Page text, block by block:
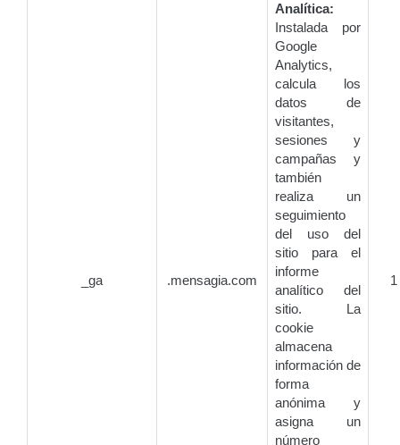
_ga .mensagia.com
Analítica:
Instalada por
Google
Analytics,
calcula los
datos de
visitantes,
sesiones y
campañas y
también
realiza un
seguimiento
del uso del
sitio para el
informe
analítico del
sitio. La
cookie
almacena
información de
forma
anónima y
asigna un
número